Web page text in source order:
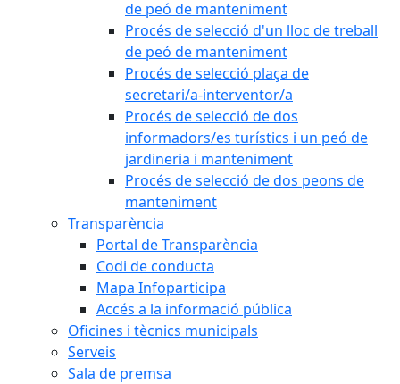
de peó de manteniment
Procés de selecció d'un lloc de treball
de peó de manteniment
Procés de selecció plaça de
secretari/a-interventor/a
Procés de selecció de dos
informadors/es turístics i un peó de
jardineria i manteniment
Procés de selecció de dos peons de
manteniment
Transparència
Portal de Transparència
Codi de conducta
Mapa Infoparticipa
Accés a la informació pública
Oficines i tècnics municipals
Serveis
Sala de premsa